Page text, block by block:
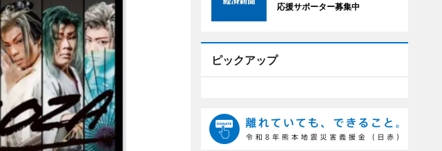
応援サポーター募集中
ピックアップ